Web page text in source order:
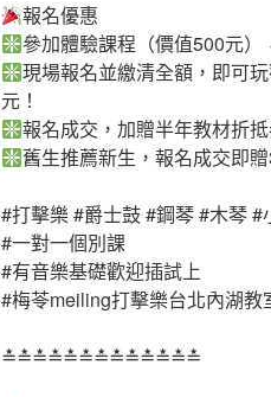
報名優惠
參加體驗課程（價值500元
現場報名並繳清全額，即可
元！
報名成交，加贈半年教材折
舊生推薦新生，報名成交即
#打擊樂#爵士鼓#鋼琴#木琴#
#一對一個別課
#有音樂基礎歡迎插試上
#梅苓meiling打擊樂台北內湖教
≛≛≛≛≛≛≛≛≛≛≛≛≛